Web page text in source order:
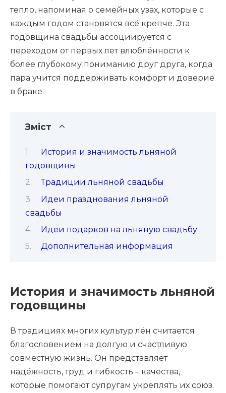
тепло, напоминая о семейных узах, которые с
каждым годом становятся всё крепче. Эта
годовщина свадьбы ассоциируется с
переходом от первых лет влюблённости к
более глубокому пониманию друг друга, когда
пара учится поддерживать комфорт и доверие
в браке.
Зміст
История и значимость льняной
годовщины
Традиции льняной свадьбы
Идеи празднования льняной
свадьбы
Идеи подарков на льняную свадьбу
Дополнительная информация
История и значимость льняной
годовщины
В традициях многих культур лён считается
благословением на долгую и счастливую
совместную жизнь. Он представляет
надёжность, труд и гибкость – качества,
которые помогают супругам укреплять их союз.